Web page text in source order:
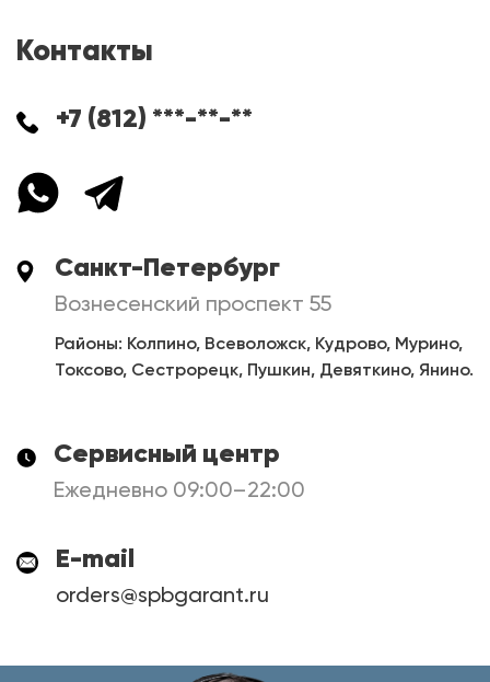
Контакты
+7 (812) ***-**-**
Санкт-Петербург
Вознесенский проспект 55
Районы: Колпино, Всеволожск, Кудрово, Мурино,
Токсово, Сестрорецк, Пушкин, Девяткино, Янино.
Сервисный центр
Ежедневно 09:00–22:00
E-mail
orders@spbgarant.ru